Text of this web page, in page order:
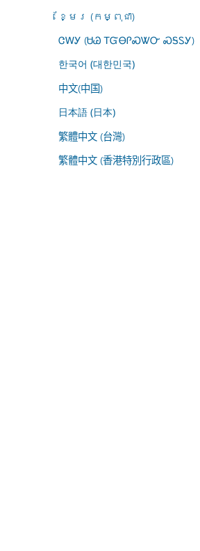
ខ្មែរ (កម្ពុជា)
ᏣᎳᎩ (ᏌᏊ ᎢᏳᎾᎵᏍᏔᏅ ᏍᎦᏚᎩ)
한국어 (대한민국)
中文(中国)
日本語 (日本)
繁體中文 (台灣)
繁體中文 (香港特別行政區)